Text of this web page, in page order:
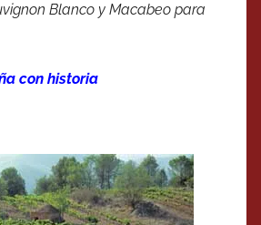
Blanco y Macabeo para
con historia